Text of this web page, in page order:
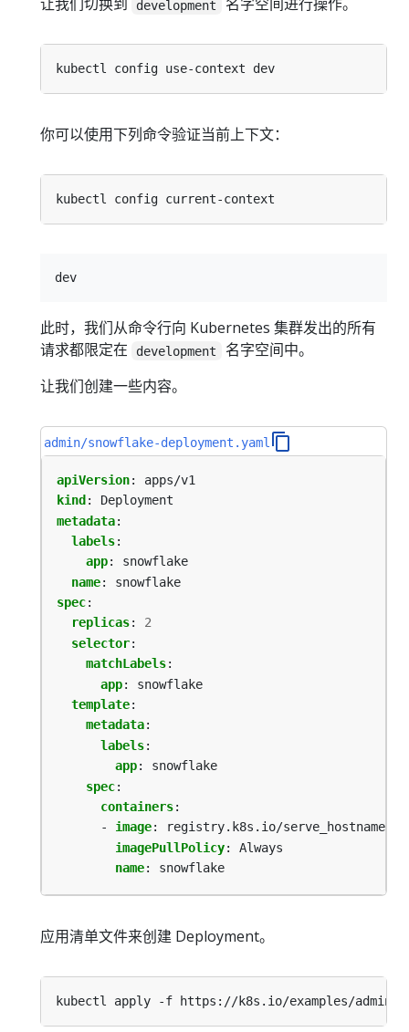
development
你可以使用下列命令验证当前上下文：
此时，我们从命令行向 Kubernetes 集群发出的所有
请求都限定在
development
名字空间中。
让我们创建一些内容。
admin/snowflake-deployment.yaml
apiVersion:
apps/v1
kind :
Deployment
metadata:
labels:
app:
snowflake
name:
snowflake
spec:
replicas:
2
selector:
matchLabels:
app:
snowflake
template:
metadata:
labels:
app:
snowflake
spec:
containers:
- image:
registry.k8s.io/serve_hostname
imagePullPolicy:
Always
name: snowflake
应用清单文件来创建 Deployment。